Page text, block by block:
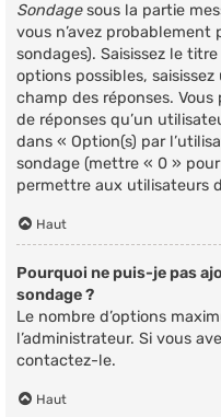
Sondagesous la partie
vous n’avez probablement
sondages). Saisissez le
options possibles,
champ des réponses.
de réponses qu’un
dans « Option(s) par
sondage (mettre « 0 »
permettre aux utilisateurs
Haut
Pourquoi ne puis-je pas
sondage ?
Le nombre d’options
l’administrateur. Si vous
contactez-le.
Haut